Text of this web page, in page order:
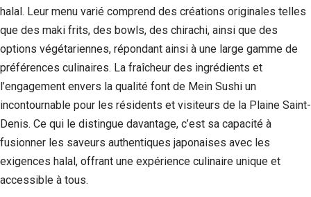
halal. Leur menu varié comprend des créations originales telles
que des maki frits, des bowls, des chirachi, ainsi que des
options végétariennes, répondant ainsi à une large gamme de
préférences culinaires. La fraîcheur des ingrédients et
l’engagement envers la qualité font de Mein Sushi un
incontournable pour les résidents et visiteurs de la Plaine Saint-
Denis. Ce qui le distingue davantage, c’est sa capacité à
fusionner les saveurs authentiques japonaises avec les
exigences halal, offrant une expérience culinaire unique et
accessible à tous.